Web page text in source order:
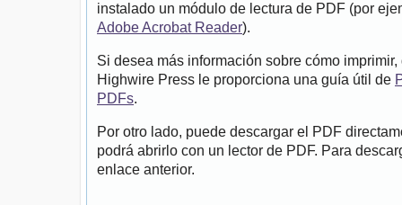
instalado un módulo de lectura de PDF (por
Adobe Acrobat Reader).
Si desea más información sobre cómo
Highwire Press le proporciona una guía útil de
PDFs.
Por otro lado, puede descargar el PDF
podrá abrirlo con un lector de PDF. Para
enlace anterior.